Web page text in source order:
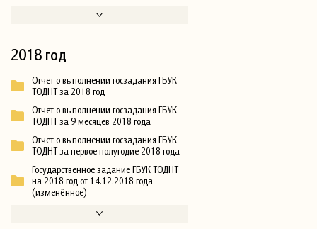
2018 год
Отчет о выполнении госзадания ГБУК
ТОДНТ за 2018 год
Отчет о выполнении госзадания ГБУК
ТОДНТ за 9 месяцев 2018 года
Отчет о выполнении госзадания ГБУК
ТОДНТ за первое полугодие 2018 года
Государственное задание ГБУК ТОДНТ
на 2018 год от 14.12.2018 года
(изменённое)